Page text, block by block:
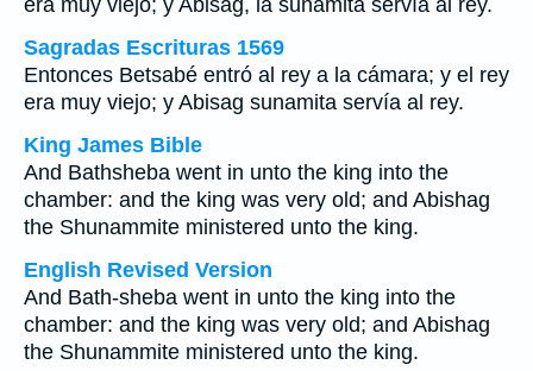
era muy viejo; y Abisag, la sunamita servía al rey.
Sagradas Escrituras 1569
Entonces Betsabé entró al rey a la cámara; y el rey
era muy viejo; y Abisag sunamita servía al rey.
King James Bible
And Bathsheba went in unto the king into the
chamber: and the king was very old; and Abishag
the Shunammite ministered unto the king.
English Revised Version
And Bath-sheba went in unto the king into the
chamber: and the king was very old; and Abishag
the Shunammite ministered unto the king.